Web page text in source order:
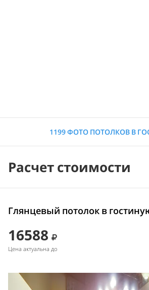
1199 ФОТО ПОТОЛКОВ В
Расчет стоимости
Глянцевый потолок в
16588
Цена актуальна до